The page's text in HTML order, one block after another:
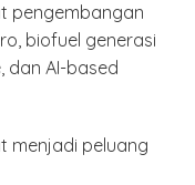
pengembangan
biofuel generasi
dan AI-based
menjadi peluang